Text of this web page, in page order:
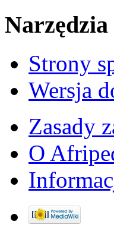
Narzędzia
Strony
Wersja
Zasady
O